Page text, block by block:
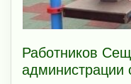
Работников